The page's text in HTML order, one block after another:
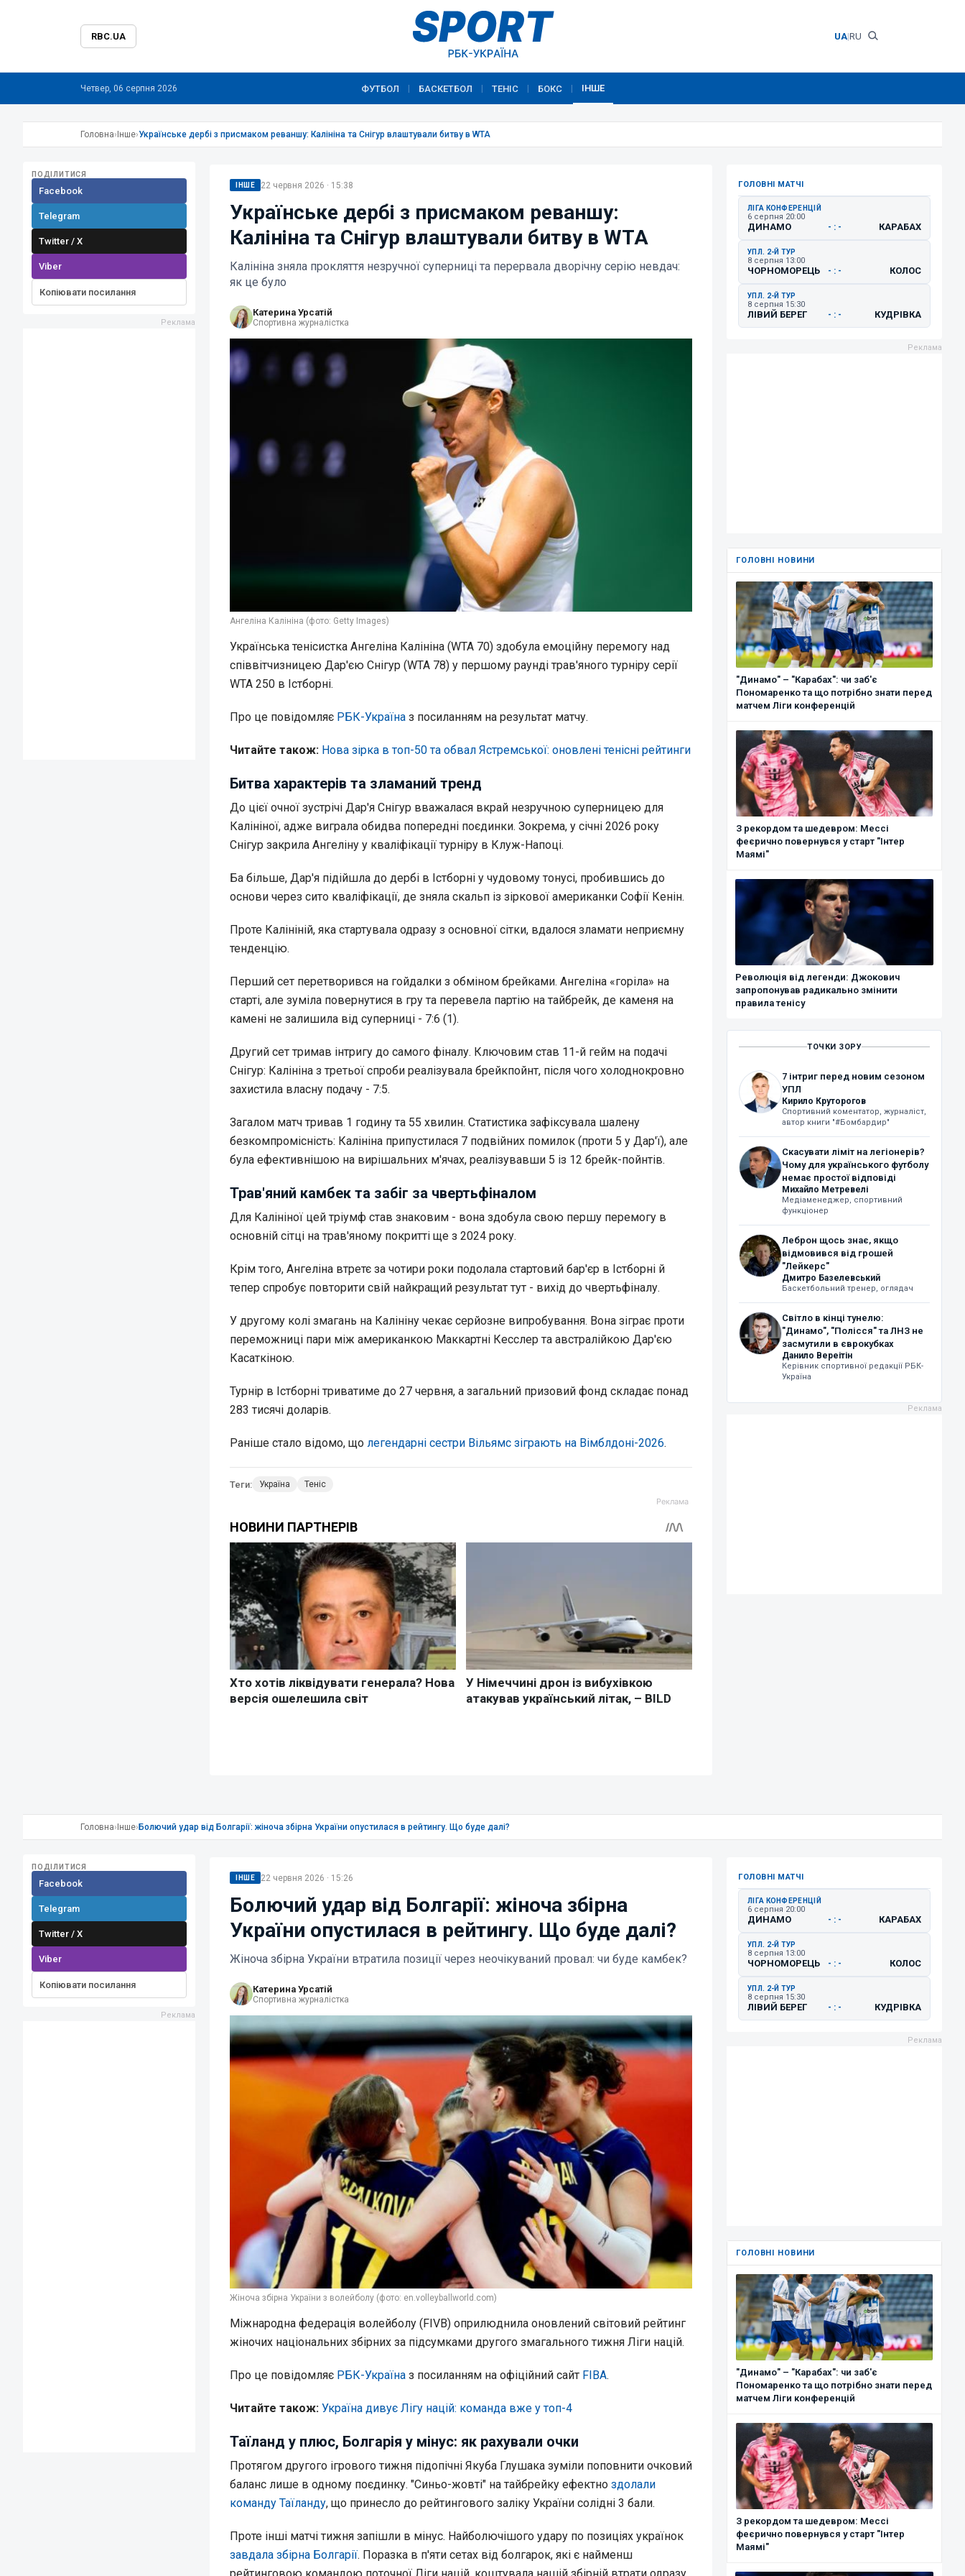
RBC.UA UA|RU
Четвер, 06 серпня 2026 ФУТБОЛ БАСКЕТБОЛ ТЕНІС БОКС ІНШЕ
Головна› Інше›Українське дербі з присмаком реваншу: Калініна та Снігур влаштували битву в WTA
ПОДІЛИТИСЯ
Facebook
Telegram
Twitter / X
Viber
Копіювати посилання
ІНШЕ 22 червня 2026 · 15:38
Українське дербі з присмаком реваншу:
Калініна та Снігур влаштували битву в WTA
Калініна зняла прокляття незручної суперниці та перервала дворічну серію невдач:
як це було
Катерина Урсатій
Спортивна журналістка
Ангеліна Калініна (фото: Getty Images)
Українська тенісистка Ангеліна Калініна (WTA 70) здобула емоційну перемогу над
співвітчизницею Дар'єю Снігур (WTA 78) у першому раунді трав'яного турніру серії
WTA 250 в Істборні.
Про це повідомляє РБК-Україна з посиланням на результат матчу.
Читайте також: Нова зірка в топ-50 та обвал Ястремської: оновлені тенісні рейтинги
Битва характерів та зламаний тренд
До цієї очної зустрічі Дар'я Снігур вважалася вкрай незручною суперницею для
Калініної, адже виграла обидва попередні поєдинки. Зокрема, у січні 2026 року
Снігур закрила Ангеліну у кваліфікації турніру в Клуж-Напоці.
Ба більше, Дар'я підійшла до дербі в Істборні у чудовому тонусі, пробившись до
основи через сито кваліфікації, де зняла скальп із зіркової американки Софії Кенін.
Проте Калініній, яка стартувала одразу з основної сітки, вдалося зламати неприємну
тенденцію.
Перший сет перетворився на гойдалки з обміном брейками. Ангеліна «горіла» на
старті, але зуміла повернутися в гру та перевела партію на тайбрейк, де каменя на
камені не залишила від суперниці - 7:6 (1).
Другий сет тримав інтригу до самого фіналу. Ключовим став 11-й гейм на подачі
Снігур: Калініна з третьої спроби реалізувала брейкпойнт, після чого холоднокровно
захистила власну подачу - 7:5.
Загалом матч тривав 1 годину та 55 хвилин. Статистика зафіксувала шалену
безкомпромісність: Калініна припустилася 7 подвійних помилок (проти 5 у Дар'ї), але
була ефективнішою на вирішальних м'ячах, реалізувавши 5 із 12 брейк-пойнтів.
Трав'яний камбек та забіг за чвертьфіналом
Для Калініної цей тріумф став знаковим - вона здобула свою першу перемогу в
основній сітці на трав'яному покритті ще з 2024 року.
Крім того, Ангеліна втретє за чотири роки подолала стартовий бар'єр в Істборні й
тепер спробує повторити свій найкращий результат тут - вихід до чвертьфіналу.
У другому колі змагань на Калініну чекає серйозне випробування. Вона зіграє проти
переможниці пари між американкою Маккартні Кесслер та австралійкою Дар'єю
Касаткіною.
Турнір в Істборні триватиме до 27 червня, а загальний призовий фонд складає понад
283 тисячі доларів.
Раніше стало відомо, що легендарні сестри Вільямс зіграють на Вімблдоні-2026.
Теги: Україна Теніс
ГОЛОВНІ МАТЧІ
ЛІГА КОНФЕРЕНЦІЙ
6 серпня 20:00
ДИНАМО - : - КАРАБАХ
УПЛ. 2-Й ТУР
8 серпня 13:00
ЧОРНОМОРЕЦЬ - : - КОЛОС
УПЛ. 2-Й ТУР
8 серпня 15:30
ЛІВИЙ БЕРЕГ - : - КУДРІВКА
ГОЛОВНІ НОВИНИ
"Динамо" – "Карабах": чи заб'є
Пономаренко та що потрібно знати перед
матчем Ліги конференцій
З рекордом та шедевром: Мессі
феєрично повернувся у старт "Інтер
Маямі"
Революція від легенди: Джокович
запропонував радикально змінити
правила тенісу
ТОЧКИ ЗОРУ
7 інтриг перед новим сезоном
УПЛ
Кирило Круторогов
Спортивний коментатор, журналіст,
автор книги "#Бомбардир"
Скасувати ліміт на легіонерів?
Чому для українського футболу
немає простої відповіді
Михайло Метревелі
Медіаменеджер, спортивний
функціонер
Леброн щось знає, якщо
відмовився від грошей
"Лейкерс"
Дмитро Базелевський
Баскетбольний тренер, оглядач
Світло в кінці тунелю:
"Динамо", "Полісся" та ЛНЗ не
засмутили в єврокубках
Данило Вереітін
Керівник спортивної редакції РБК-
Україна
Головна› Інше› Болючий удар від Болгарії: жіноча збірна України опустилася в рейтингу. Що буде далі?
ПОДІЛИТИСЯ
Facebook
Telegram
Twitter / X
Viber
Копіювати посилання
ІНШЕ 22 червня 2026 · 15:26
Болючий удар від Болгарії: жіноча збірна
України опустилася в рейтингу. Що буде далі?
Жіноча збірна України втратила позиції через неочікуваний провал: чи буде камбек?
Катерина Урсатій
Спортивна журналістка
Жіноча збірна України з волейболу (фото: en.volleyballworld.com)
Міжнародна федерація волейболу (FIVB) оприлюднила оновлений світовий рейтинг
жіночих національних збірних за підсумками другого змагального тижня Ліги націй.
Про це повідомляє РБК-Україна з посиланням на офіційний сайт FIBA.
Читайте також: Україна дивує Лігу націй: команда вже у топ-4
Таїланд у плюс, Болгарія у мінус: як рахували очки
Протягом другого ігрового тижня підопічні Якуба Глушака зуміли поповнити очковий
баланс лише в одному поєдинку. "Синьо-жовті" на тайбрейку ефектно здолали
команду Таїланду, що принесло до рейтингового заліку України солідні 3 бали.
Проте інші матчі тижня запішли в мінус. Найболючішого удару по позиціях українок
завдала збірна Болгарії. Поразка в п'яти сетах від болгарок, які є найменш
ГОЛОВНІ МАТЧІ
ЛІГА КОНФЕРЕНЦІЙ
6 серпня 20:00
ДИНАМО - : - КАРАБАХ
УПЛ. 2-Й ТУР
8 серпня 13:00
ЧОРНОМОРЕЦЬ - : - КОЛОС
УПЛ. 2-Й ТУР
8 серпня 15:30
ЛІВИЙ БЕРЕГ - : - КУДРІВКА
ГОЛОВНІ НОВИНИ
"Динамо" – "Карабах": чи заб'є
Пономаренко та що потрібно знати перед
матчем Ліги конференцій
З рекордом та шедевром: Мессі
феєрично повернувся у старт "Інтер
Маямі"